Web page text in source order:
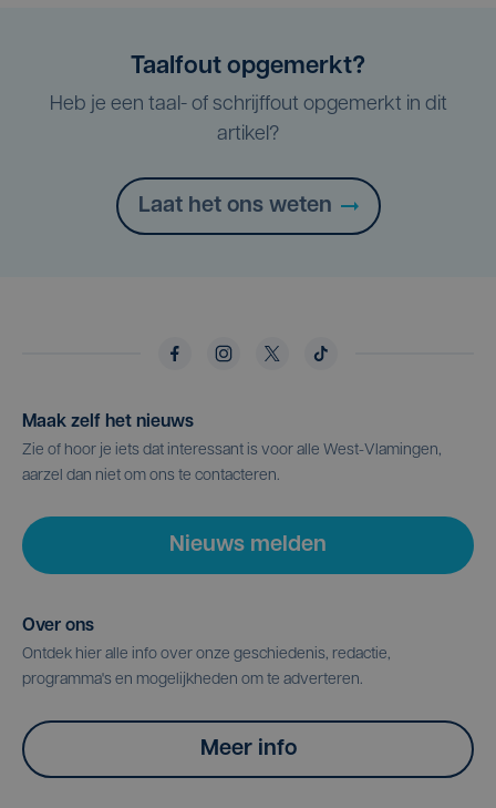
Taalfout opgemerkt?
Heb je een taal- of schrijffout opgemerkt in dit
artikel?
Laat het ons weten
Maak zelf het nieuws
Zie of hoor je iets dat interessant is voor alle West-Vlamingen,
aarzel dan niet om ons te contacteren.
Nieuws melden
Over ons
Ontdek hier alle info over onze geschiedenis, redactie,
programma's en mogelijkheden om te adverteren.
Meer info